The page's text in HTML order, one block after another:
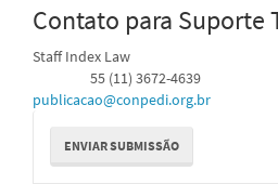
Contato para Suporte
Staff Index Law
55 (11) 3672-4639
publicacao@conpedi.org.br
Enviar
Submissão
ENVIAR SUBMISSÃO